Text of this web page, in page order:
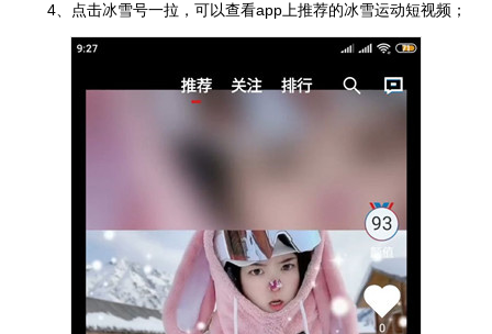
4、点击冰雪号一拉，可以查看app上推荐的冰雪运动短视频；